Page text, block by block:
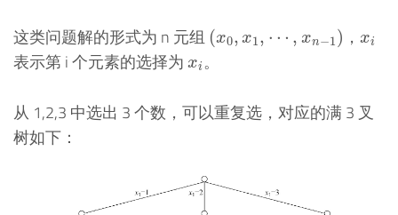
这类问题解的形式为 n 元组 (x0, x1, ⋯ , xn−1)
(x0 1 −1 ， xi
xi
表示第 i 个元素的选择为 xi
xi 。
从 1,2,3 中选出 3 个数，可以重复选，对应的满 3 叉
树如下：